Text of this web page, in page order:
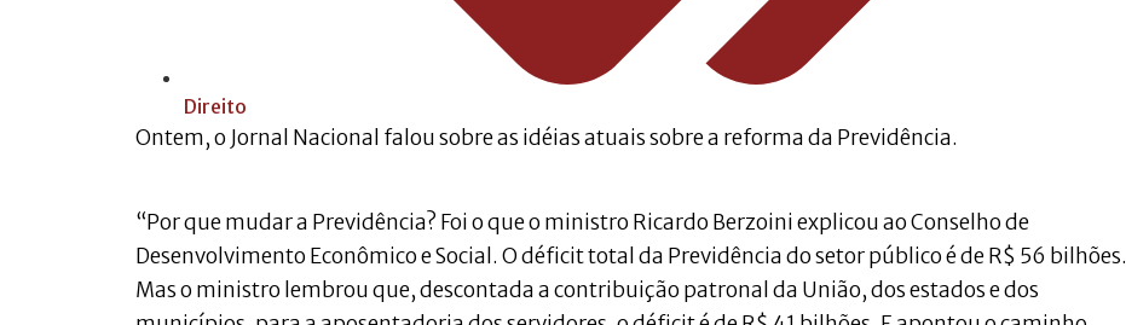
Direito
Ontem, o Jornal Nacional falou sobre as idéias atuais sobre a reforma da Previdência.
“Por que mudar a Previdência? Foi o que o ministro Ricardo Berzoini explicou ao Conselho de
Desenvolvimento Econômico e Social. O déficit total da Previdência do setor público é de R$ 56 bilhões.
Mas o ministro lembrou que, descontada a contribuição patronal da União, dos estados e dos